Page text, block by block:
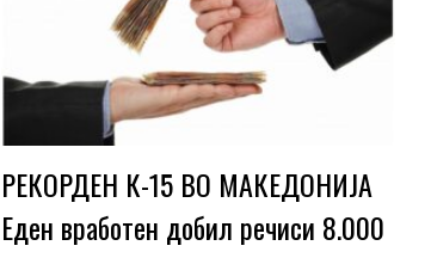
РЕКОРДЕН К-15 ВО МАКЕДОНИЈА
Еден вработен добил речиси 8.000